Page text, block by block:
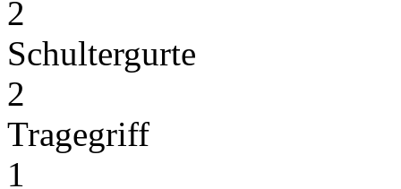
2
Schultergurte
2
Tragegriff
1